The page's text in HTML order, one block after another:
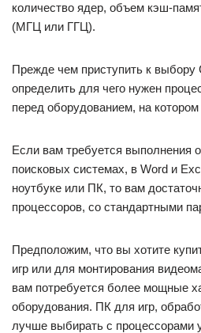
количество ядер, объем кэш-
(МГЦ или ГГЦ).
Прежде чем приступить к выбору
определить для чего нужен
перед оборудованием, на
Если вам требуется выполнения
поисковых системах, в Word и
ноутбуке или ПК, то вам
процессоров, со стандартными
Предположим, что вы хотите
игр или для монтирования
вам потребуется более мощные
оборудования. ПК для игр,
лучше выбирать с процессорами